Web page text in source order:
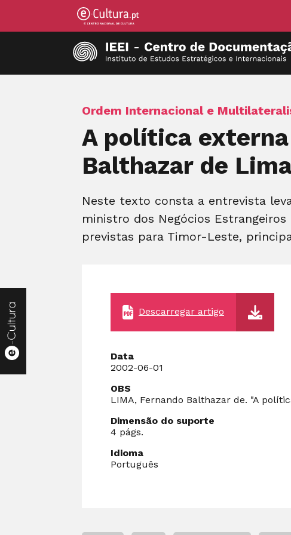
Ordem Internacional e
A política
Balthazar de
Neste texto consta a entrevista
ministro dos Negócios
previstas para Timor-Leste,
Descarregar artigo
Data
2002-06-01
OBS
LIMA, Fernando Balthazar de. "A
Dimensão do suporte
4 págs.
Idioma
Português